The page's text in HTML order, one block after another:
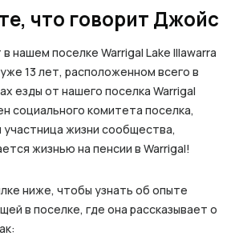
что говорит Джойс
нашем поселке Warrigal Lake Illawarra
13 лет, расположенном всего в
езды от нашего поселка Warrigal
социального комитета поселка,
жизни сообщества,
жизнью на пенсии в Warrigal!
ниже, чтобы узнать об опыте
в поселке, где она рассказывает о